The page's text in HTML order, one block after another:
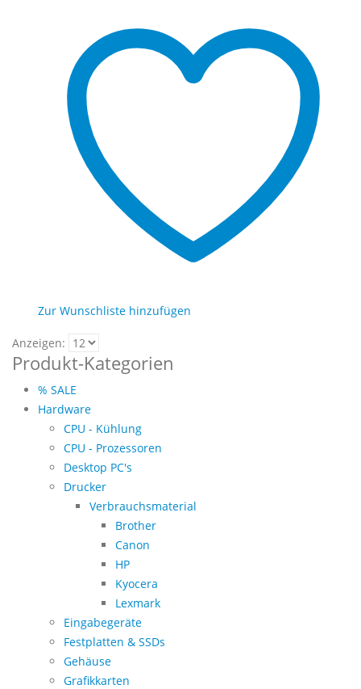
Zur Wunschliste hinzufügen
Anzeigen:
Produkt-Kategorien
% SALE
Hardware
CPU - Kühlung
CPU - Prozessoren
Desktop PC's
Drucker
Verbrauchsmaterial
Brother
Canon
HP
Kyocera
Lexmark
Eingabegeräte
Festplatten & SSDs
Gehäuse
Grafikkarten